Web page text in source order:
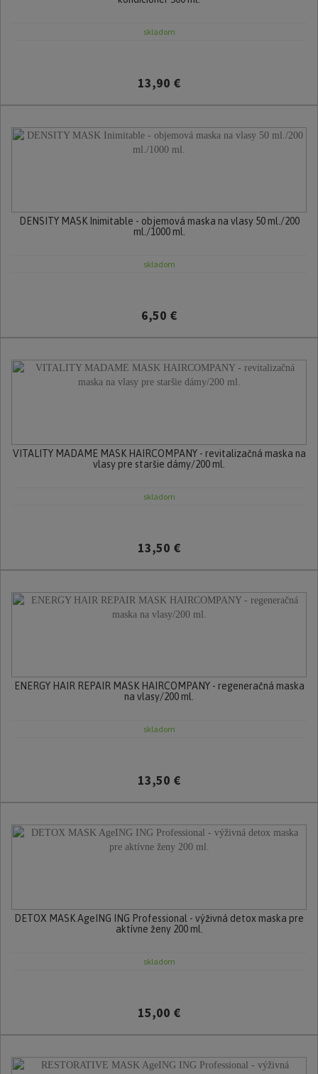
skladom
13,90 €
DENSITY MASK Inimitable - objemová maska na vlasy 50 ml./200
ml./1000 ml.
skladom
6,50 €
VITALITY MADAME MASK HAIRCOMPANY - revitalizačná maska na
vlasy pre staršie dámy/200 ml.
skladom
13,50 €
ENERGY HAIR REPAIR MASK HAIRCOMPANY - regeneračná maska
na vlasy/200 ml.
skladom
13,50 €
DETOX MASK AgeING ING Professional - výživná detox maska pre
aktívne ženy 200 ml.
skladom
15,00 €